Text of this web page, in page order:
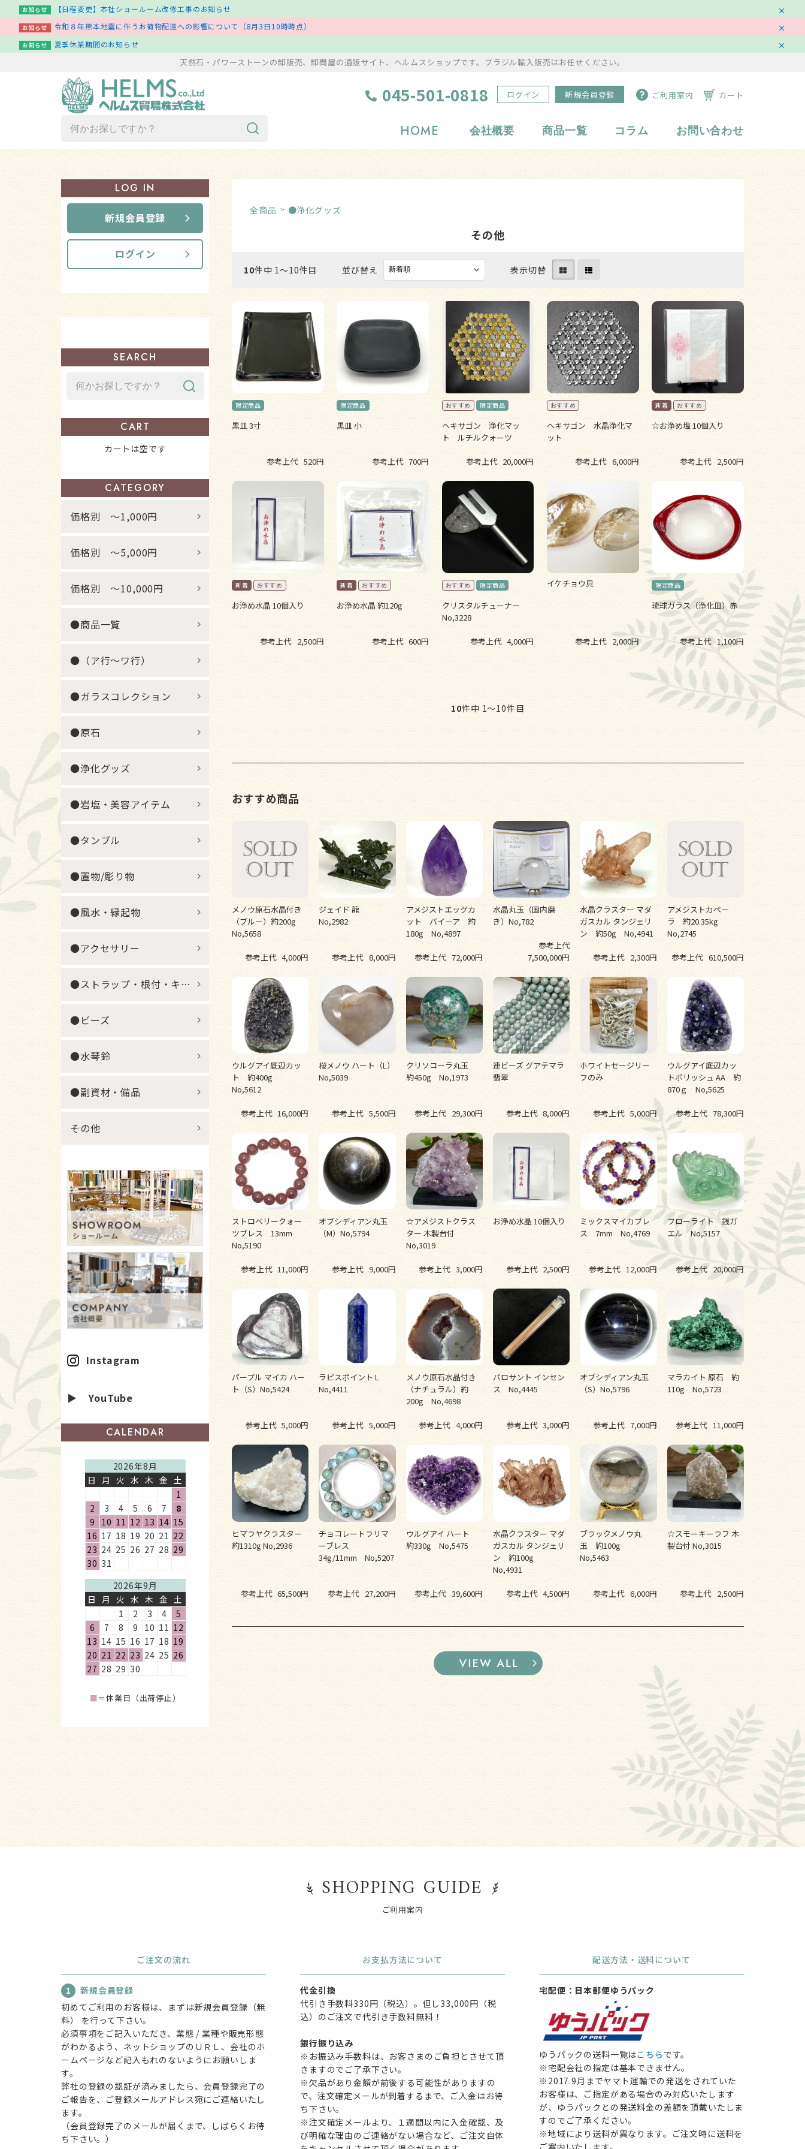
お知らせ 【日程変更】本社ショールーム改修工事のお知らせ
お知らせ 令和８年熊本地震に伴うお荷物配達への影響について（8月3日10時時点）
お知らせ 夏季休業期間のお知らせ
天然石・パワーストーンの卸販売、卸問屋の通販サイト、ヘルムスショップです。ブラジル輸入販売はお任せください。
045-501-0818 ログイン 新規会員登録 ご利用案内 カート
HOME 会社概要 商品一覧
新着商品一覧
その他
ビーズ パーツ
コラム お問い合わせ
全商品 ●浄化グッズ
その他
10件中 1〜10件目 並び替え 表示切替
黒皿 3寸
参考上代 520円
黒皿 小
参考上代 700円
ヘキサゴン 浄化マッ
ト ルチルクォーツ
参考上代 20,000円
ヘキサゴン 水晶浄化マ
ット
参考上代 6,000円
☆お浄め塩 10個入り
参考上代 2,500円
お浄め水晶 10個入り
参考上代 2,500円
お浄め水晶 約120g
参考上代 600円
クリスタルチューナー
No,3228
参考上代 4,000円
イケチョウ貝
参考上代 2,000円
琉球ガラス（浄化皿）赤
参考上代 1,100円
10件中 1〜10件目
おすすめ商品
メノウ原石水晶付き
（ブルー）約200g
No,5658
参考上代 4,000円
ジェイド 龍
No,2982
参考上代 8,000円
アメジストエッグカ
ット バイーア 約
180g No,4897
参考上代 72,000円
水晶丸玉（国内磨
き）No,782
参考上代
7,500,000円
水晶クラスター マダ
ガスカル タンジェリ
ン 約50g No,4941
参考上代 2,300円
アメジストカペー
ラ 約20.35kg
No,2745
参考上代 610,500円
ウルグアイ底辺カッ
ト 約400g
No,5612
参考上代 16,000円
桜メノウ ハート（L）
No,5039
参考上代 5,500円
クリソコーラ丸玉
約450g No,1973
参考上代 29,300円
連ビーズ グアテマラ
翡翠
参考上代 8,000円
ホワイトセージリー
フのみ
参考上代 5,000円
ウルグアイ底辺カッ
トポリッシュ AA 約
870ｇ No,5625
参考上代 78,300円
ストロベリークォー
ツブレス 13mm
No,5190
参考上代 11,000円
オブシディアン丸玉
（M）No,5794
参考上代 9,000円
☆アメジストクラス
ター 木製台付
No,3019
参考上代 3,000円
お浄め水晶 10個入り
参考上代 2,500円
ミックスマイカブレ
ス 7mm No,4769
参考上代 12,000円
フローライト 銭ガ
エル No,5157
参考上代 20,000円
パープル マイカ ハー
ト（S）No,5424
参考上代 5,000円
ラピスポイント L
No,4411
参考上代 5,000円
メノウ原石水晶付き
（ナチュラル）約
200g No,4698
参考上代 4,000円
パロサント インセン
ス No,4445
参考上代 3,000円
オブシディアン丸玉
（S）No,5796
参考上代 7,000円
マラカイト 原石 約
110g No,5723
参考上代 11,000円
ヒマラヤクラスター
約1310g No,2936
参考上代 65,500円
チョコレートラリマ
ーブレス
34g/11mm No,5207
参考上代 27,200円
ウルグアイ ハート
約330g No,5475
参考上代 39,600円
水晶クラスター マダ
ガスカル タンジェリ
ン 約100g
No,4931
参考上代 4,500円
ブラックメノウ丸
玉 約100g
No,5463
参考上代 6,000円
☆スモーキーラフ 木
製台付 No,3015
参考上代 2,500円
LOG IN
ログイン
新規会員登録
SEARCH
CART
カートは空です
CATEGORY
価格別 ～1,000円
価格別 ～5,000円
価格別 ～10,000円
●商品一覧
●（ア行～ワ行）
●ガラスコレクション
●原石
●浄化グッズ
●岩塩・美容アイテム
●タンブル
●置物/彫り物
●風水・縁起物
●アクセサリー
●ストラップ・根付・キーホルダー
●ビーズ
●水琴鈴
●副資材・備品
その他
Instagram
▶ YouTube
CALENDAR
2026年8月
日
月 火 水 木 金 土
1
2
3 4 5 6 7
8
9
10 11 12 13 14 15
16 17 18 19 20 21 22
23 24 25 26 27 28 29
30 31
2026年9月
日
月 火 水 木 金 土
1
2 3 4
5
6
7 8 9 10 11 12
13 14 15 16 17 18 19
20 21 22 23 24 25 26
27 28 29 30
■＝休業日（出荷停止）
SHOPPING GUIDE
ご利用案内
ご注文の流れ
1
新規会員登録
初めてご利用のお客様は、まずは新規会員登録（無
料） を行って下さい。
必須事項をご記入いただき、業態 / 業種や販売形態
がわかるよう、ネットショップのＵＲＬ、会社のホ
ームページなど記入もれのないようにお願いしま
す。
弊社の登録の認証が済みましたら、会員登録完了の
ご報告を、ご登録メールアドレス宛にご連絡いたし
ます。
（会員登録完了のメールが届くまで、しばらくお待
ち下さい。）
お支払方法について
代金引換
代引き手数料330円（税込）。但し33,000円（税
込）のご注文で代引き手数料無料！
銀行振り込み
※お振込み手数料は、お客さまのご負担とさせて頂
きますのでご了承下さい。
※欠品があり金額が前後する可能性がありますの
で、注文確定メールが到着するまで、ご入金はお待
ち下さい。
※注文確定メールより、１週間以内に入金確認、及
び明確な理由のご連絡がない場合など、ご注文自体
配送方法・送料について
宅配便：日本郵便ゆうパック
ゆうパックの送料一覧はこちら です。
※宅配会社の指定は基本できません。
※2017.9月までヤマト運輸での発送をされていた
お客様は、ご指定がある場合のみ対応いたします
が、ゆうパックとの発送料金の差額を頂戴いたしま
すのでご了承ください。
※地域により送料が異なります。ご注文時に送料を
ご案内いたします。